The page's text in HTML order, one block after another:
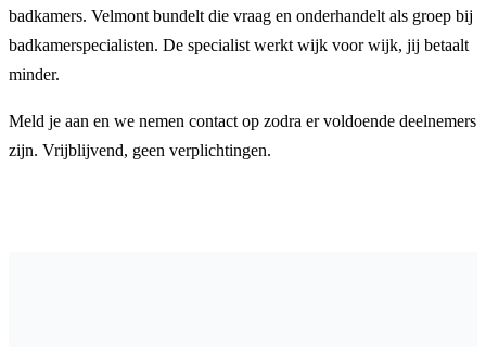
badkamers. Velmont bundelt die vraag en onderhandelt als groep bij
badkamerspecialisten. De specialist werkt wijk voor wijk, jij betaalt
minder.
Meld je aan en we nemen contact op zodra er voldoende deelnemers
zijn. Vrijblijvend, geen verplichtingen.